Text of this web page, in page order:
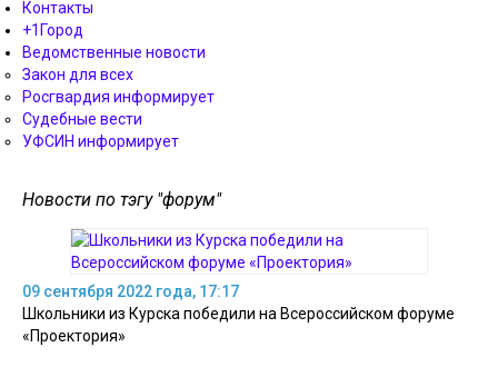
Контакты
+1Город
Ведомственные новости
Закон для всех
Росгвардия информирует
Судебные вести
УФСИН информирует
Новости по тэгу "форум"
09 сентября 2022 года, 17:17
Школьники из Курска победили на Всероссийском форуме
«Проектория»